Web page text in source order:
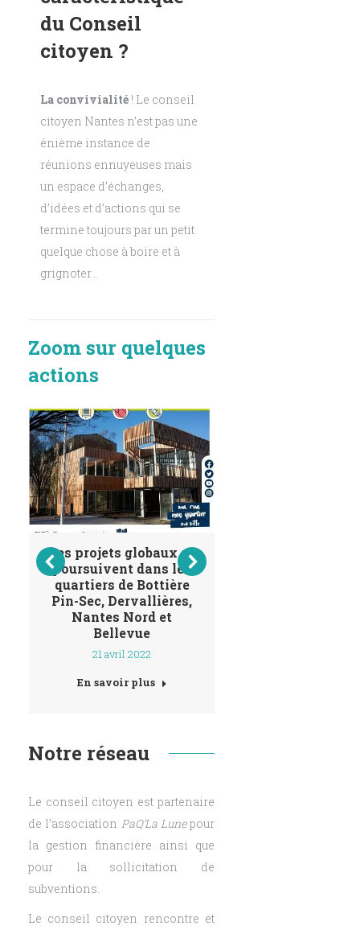
du Conseil
citoyen ?
La convivialité ! Le conseil
citoyen Nantes n’est pas une
énième instance de
réunions ennuyeuses mais
un espace d’échanges,
d’idées et d’actions qui se
termine toujours par un petit
quelque chose à boire et à
grignoter…
Zoom sur quelques
actions
Les projets globaux se
poursuivent dans les
quartiers de Bottière
Pin-Sec, Dervallières,
Nantes Nord et
Bellevue
21 avril 2022
En savoir plus
Notre réseau
Le conseil citoyen est partenaire
de l’association PaQ’La Lunepour
la gestion financière ainsi que
pour la sollicitation de
subventions.
Le conseil citoyen rencontre et